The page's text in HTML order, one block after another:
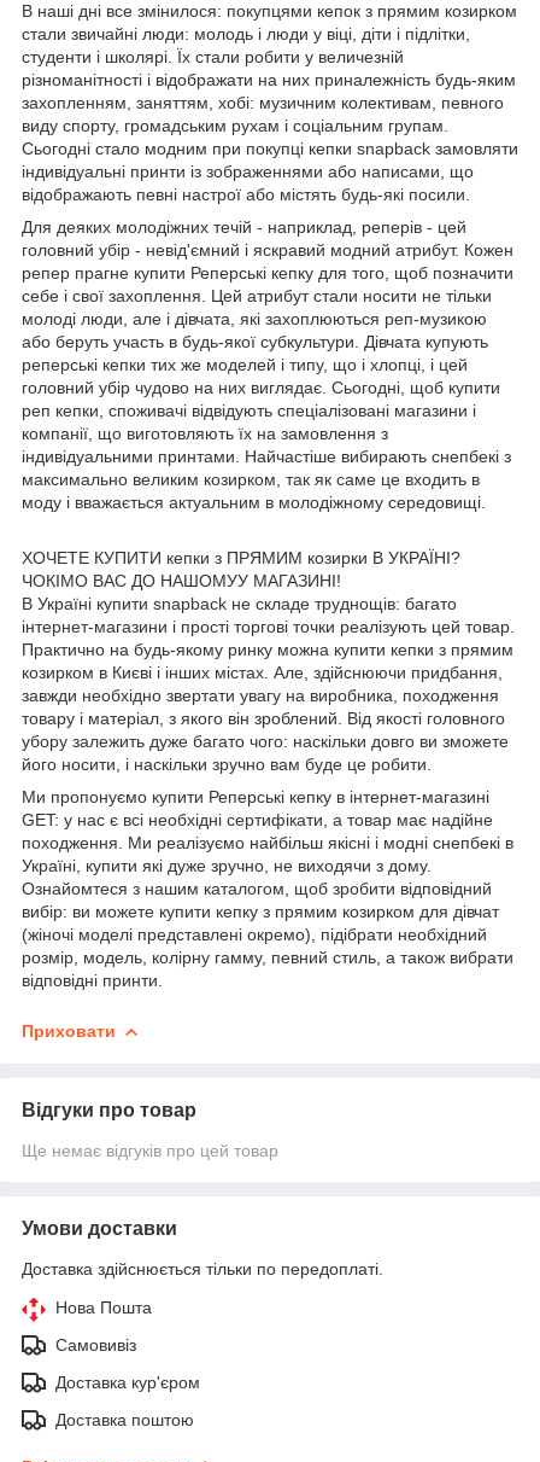
В наші дні все змінилося: покупцями кепок з прямим козирком
стали звичайні люди: молодь і люди у віці, діти і підлітки,
студенти і школярі. Їх стали робити у величезній
різноманітності і відображати на них приналежність будь-яким
захопленням, заняттям, хобі: музичним колективам, певного
виду спорту, громадським рухам і соціальним групам.
Сьогодні стало модним при покупці кепки snapback замовляти
індивідуальні принти із зображеннями або написами, що
відображають певні настрої або містять будь-які посили.
Для деяких молодіжних течій - наприклад, реперів - цей
головний убір - невід'ємний і яскравий модний атрибут. Кожен
репер прагне купити Реперські кепку для того, щоб позначити
себе і свої захоплення. Цей атрибут стали носити не тільки
молоді люди, але і дівчата, які захоплюються реп-музикою
або беруть участь в будь-якої субкультури. Дівчата купують
реперські кепки тих же моделей і типу, що і хлопці, і цей
головний убір чудово на них виглядає. Сьогодні, щоб купити
реп кепки, споживачі відвідують спеціалізовані магазини і
компанії, що виготовляють їх на замовлення з
індивідуальними принтами. Найчастіше вибирають снепбекі з
максимально великим козирком, так як саме це входить в
моду і вважається актуальним в молодіжному середовищі.
ХОЧЕТЕ КУПИТИ кепки з ПРЯМИМ козирки В УКРАЇНІ?
ЧОКІМО ВАС ДО НАШОМУУ МАГАЗИНІ!
В Україні купити snapback не складе труднощів: багато
інтернет-магазини і прості торгові точки реалізують цей товар.
Практично на будь-якому ринку можна купити кепки з прямим
козирком в Києві і інших містах. Але, здійснюючи придбання,
завжди необхідно звертати увагу на виробника, походження
товару і матеріал, з якого він зроблений. Від якості головного
убору залежить дуже багато чого: наскільки довго ви зможете
його носити, і наскільки зручно вам буде це робити.
Ми пропонуємо купити Реперські кепку в інтернет-магазині
GET: у нас є всі необхідні сертифікати, а товар має надійне
походження. Ми реалізуємо найбільш якісні і модні снепбекі в
Україні, купити які дуже зручно, не виходячи з дому.
Ознайомтеся з нашим каталогом, щоб зробити відповідний
вибір: ви можете купити кепку з прямим козирком для дівчат
(жіночі моделі представлені окремо), підібрати необхідний
розмір, модель, колірну гамму, певний стиль, а також вибрати
відповідні принти.
Приховати
Відгуки про товар
Ще немає відгуків про цей товар
Умови доставки
Доставка здійснюється тільки по передоплаті.
Нова Пошта
Самовивіз
Доставка кур'єром
Доставка поштою